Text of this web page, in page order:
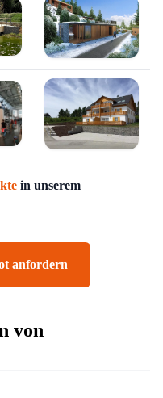
in unserem
anfordern
von